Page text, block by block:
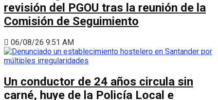
revisión del PGOU tras la reunión de la
Comisión de Seguimiento
06/08/26 9:51 AM
Un conductor de 24 años circula sin
carné, huye de la Policía Local e